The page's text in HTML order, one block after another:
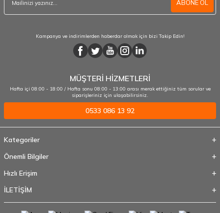
ABONE OL
Kampanya ve indirimlerden haberdar olmak için bizi Takip Edin!
MÜŞTERİ HİZMETLERİ
Hafta içi 08:00 - 18:00 / Hafta sonu 08:00 - 13:00 arası merak ettiğiniz tüm sorular ve
siparişleriniz için ulaşabilirsiniz.
0533 086 13 92
Kategoriler
Önemli Bilgiler
Hızlı Erişim
İLETİŞİM